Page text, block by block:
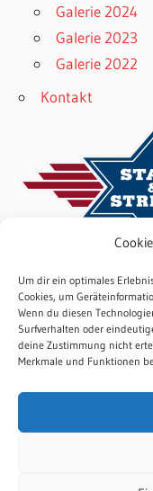
Um dir ein optimales
Cookies, um
Wenn du diesen
Surfverhalten oder
deine Zustimmung nicht
Merkmale und Funktionen
Galerie 2024
Galerie 2023
Galerie 2022
Kontakt
Meta
Anmelden
Eintrags-Feed